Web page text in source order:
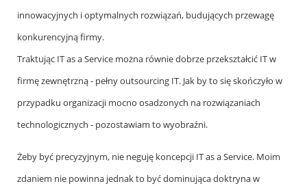
innowacyjnych i optymalnych rozwiązań, budujących przewagę
konkurencyjną firmy.
Traktując IT as a Service można równie dobrze przekształcić IT w
firmę zewnętrzną - pełny outsourcing IT. Jak by to się skończyło w
przypadku organizacji mocno osadzonych na rozwiązaniach
technologicznych - pozostawiam to wyobraźni.
Żeby być precyzyjnym, nie neguję koncepcji IT as a Service. Moim
zdaniem nie powinna jednak to być dominująca doktryna w